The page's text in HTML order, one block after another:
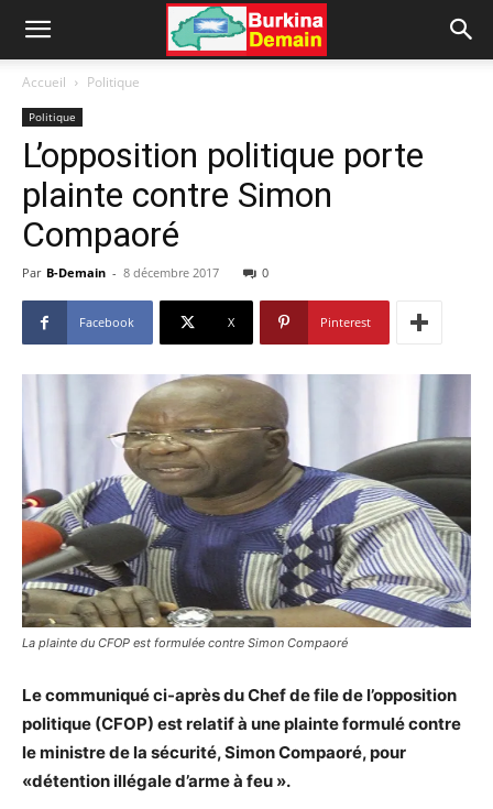
Accueil Politique
Politique
L’opposition politique porte
plainte contre Simon
Compaoré
Par B-Demain - 8 décembre 2017 0
Facebook X Pinterest
La plainte du CFOP est formulée contre Simon Compaoré
Le communiqué ci-après du Chef de file de l’opposition
politique (CFOP) est relatif à une plainte formulé contre
le ministre de la sécurité, Simon Compaoré, pour
«détention illégale d’arme à feu ».